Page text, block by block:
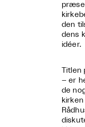
den
dens
idéer.
– er
de